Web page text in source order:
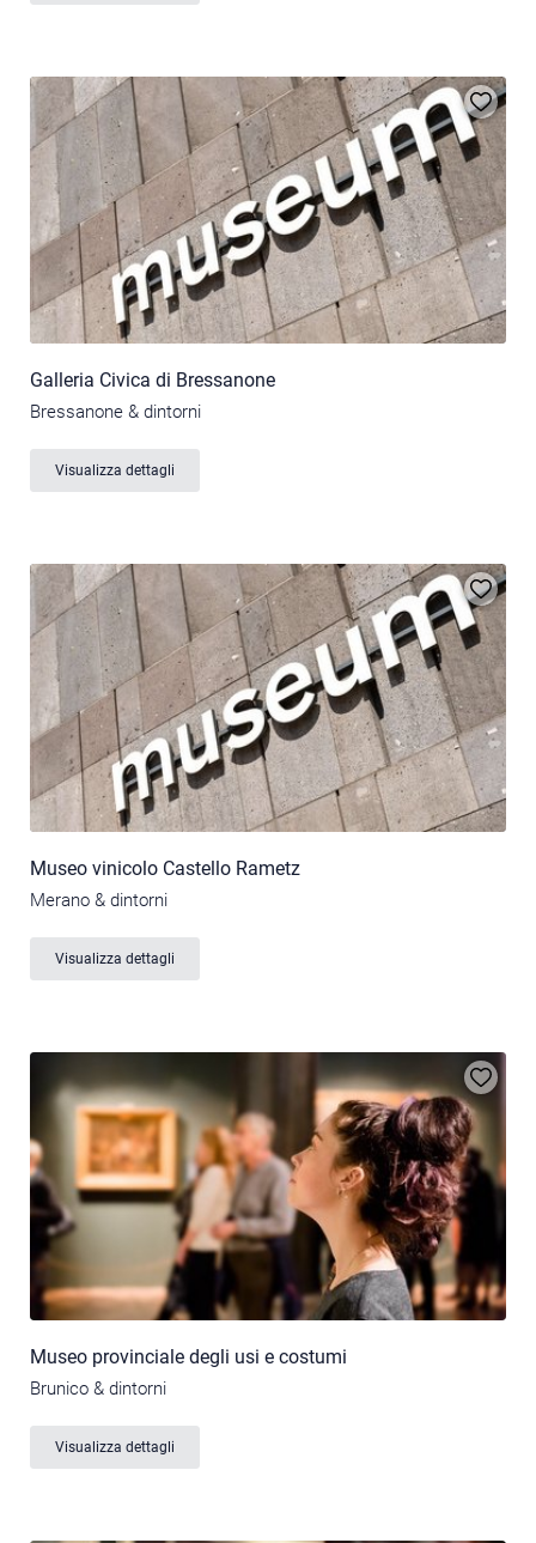
Galleria Civica di Bressanone
Bressanone & dintorni
Visualizza dettagli
Museo vinicolo Castello Rametz
Merano & dintorni
Visualizza dettagli
Museo provinciale degli usi e costumi
Brunico & dintorni
Visualizza dettagli